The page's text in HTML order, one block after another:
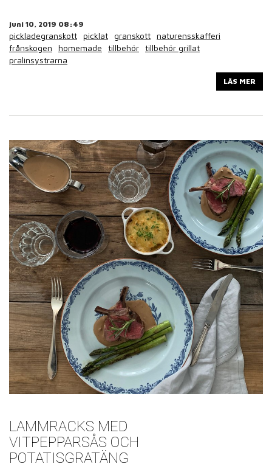
juni 10, 2019 08:49
pickladegranskott picklat granskott naturensskafferi
frånskogen
homemade tillbehör tillbehör grillat
pralinsystrarna
LÄS MER
LAMMRACKS MED
VITPEPPARSÅS OCH
POTATISGRATÄNG